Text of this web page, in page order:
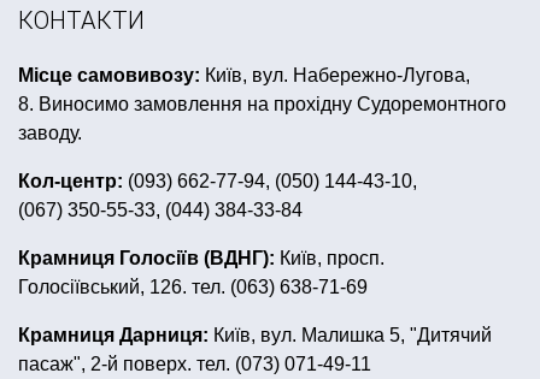
байкерська вечірка
свічки в торт
день народження в стилі принцеси
накладна борода
венеціанська маска
спрей для декора свічки цифри
приколи сексуальні
товари для свята львів
день народження в стилі свинка пеппа
перуки карнавальні
пінобокси
сувенірні медалі
мексиканська вечірка
з днем народження єдиноріг
КОНТАКТИ
Місце самовивозу: Київ, вул. Набережно-Лугова,
8. Виносимо замовлення на прохідну Судоремонтного
заводу.
Кол-центр: (093) 662-77-94, (050) 144-43-10,
(067) 350-55-33, (044) 384-33-84
Крамниця Голосіїв (ВДНГ): Київ, просп.
Голосіївський, 126. тел. (063) 638-71-69
Крамниця Дарниця: Київ, вул. Малишка 5, "Дитячий
пасаж", 2-й поверх. тел. (073) 071-49-11